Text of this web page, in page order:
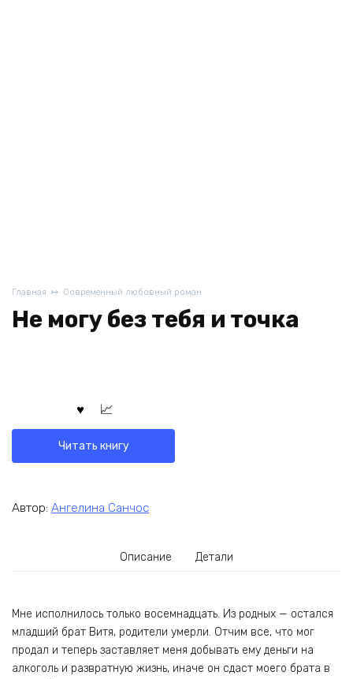
Главная Современный любовный роман
Не могу без тебя и точка
Читать книгу
Автор: Ангелина Санчос
Описание Детали
Мне исполнилось только восемнадцать. Из родных — остался
младший брат Витя, родители умерли. Отчим все, что мог
продал и теперь заставляет меня добывать ему деньги на
алкоголь и развратную жизнь, иначе он сдаст моего брата в